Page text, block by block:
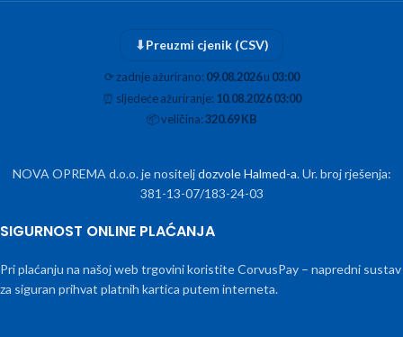
⬇Preuzmi cjenik (CSV)
⟳zadnje ažurirano:09.08.2026u 03:00
⏰ sljedeće ažuriranje:10.08.2026 03:00
📦veličina:320.69 KB
NOVA OPREMA d.o.o. je nositeljdozvole Halmed-a. Ur. broj rješenja:
381-13-07/183-24-03
SIGURNOST ONLINE PLAĆANJA
Pri plaćanju na našoj web trgovini koristite CorvusPay – napredni sustav
za siguran prihvat platnih kartica putem interneta.